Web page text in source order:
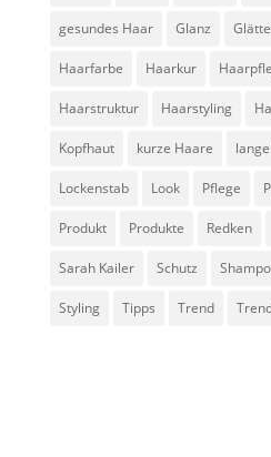
gesundes Haar Glanz
Haarfarbe Haarkur
Haarstruktur Haarstyling
Kopfhaut kurze Haare
Lockenstab Look Pflege
Produkt Produkte Redken
Sarah Kailer Schutz
Styling Tipps Trend